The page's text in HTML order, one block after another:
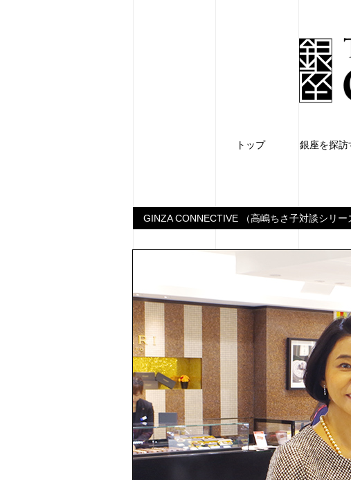
トップ 銀座を探訪
GINZA CONNECTIVE （高嶋ちさ子対談シリー